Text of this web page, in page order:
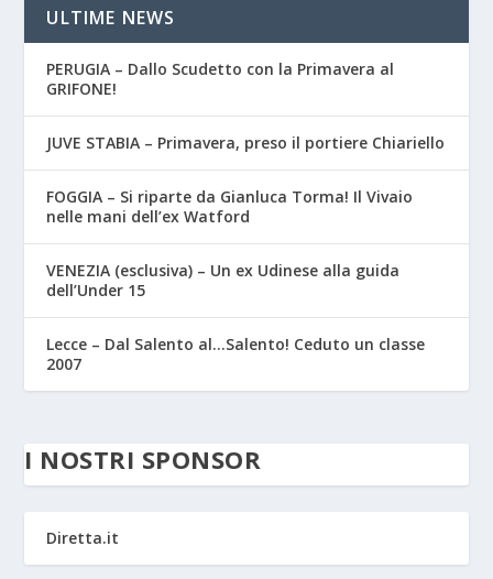
ULTIME NEWS
PERUGIA – Dallo Scudetto con la Primavera al
GRIFONE!
JUVE STABIA – Primavera, preso il portiere Chiariello
FOGGIA – Si riparte da Gianluca Torma! Il Vivaio
nelle mani dell’ex Watford
VENEZIA (esclusiva) – Un ex Udinese alla guida
dell’Under 15
Lecce – Dal Salento al…Salento! Ceduto un classe
2007
I NOSTRI SPONSOR
Diretta.it